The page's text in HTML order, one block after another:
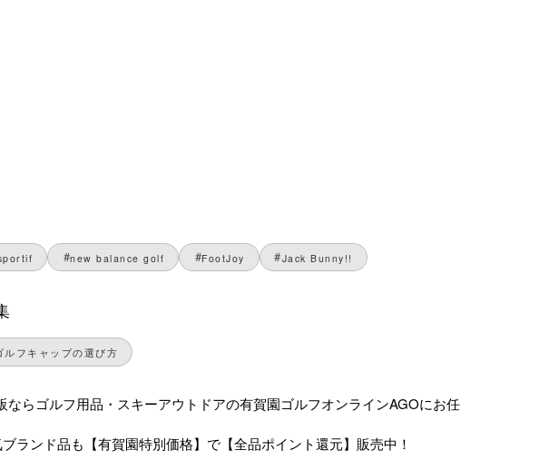
new balance golf FootJoy Jack Bunny!!
ルフキャップの選び方
らゴルフ用品・スキーアウトドアの有賀園ゴルフオンラインAGOにお任
ランド品も【有賀園特別価格】で【全品ポイント還元】販売中！